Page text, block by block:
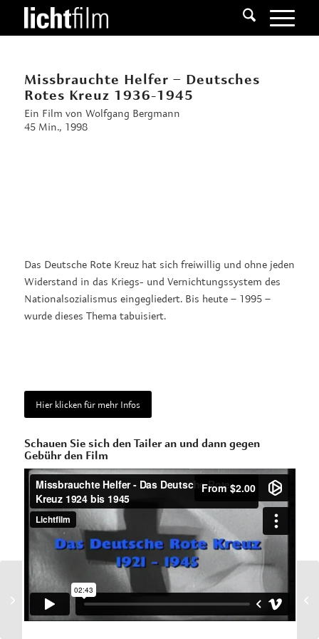
Missbrauchte Helfer – Deutsches
Rotes Kreuz 1936-1945
Ein Film von Wolfgang Bergmann
45 Min., 1998
Das Deutsche Rote Kreuz hat sich freiwillig und ohne jeden
Widerstand in das Kriegs- und Vernichtungssystem des
Nationalsozialismus eingegliedert. Bis heute – 1995 –
wurde dieses Thema tabuisiert.
Hier klicken für mehr Infos
Schauen Sie sich den Tailer an und dann gegen
Gebühr den Film